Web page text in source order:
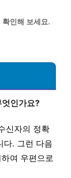
인해 보세요.
인가요?
신자의 정확
다. 그런 다음
여 우편으로